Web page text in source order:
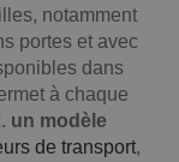
notamment
portes et avec
dans
à chaque
un modèle
de transport,